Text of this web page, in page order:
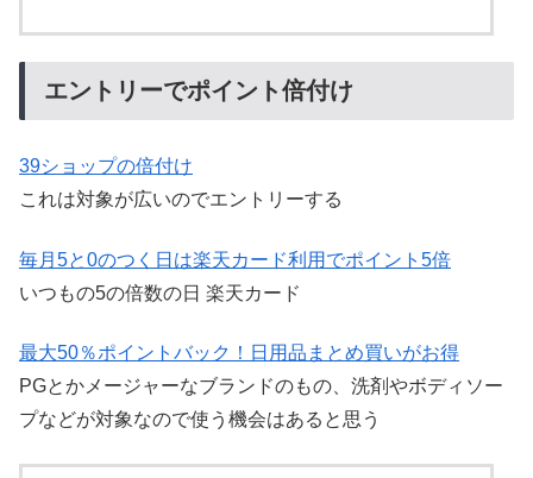
エントリーでポイント倍付け
39ショップの倍付け
これは対象が広いのでエントリーする
毎月5と0のつく日は楽天カード利用でポイント5倍
いつもの5の倍数の日 楽天カード
最大50％ポイントバック！日用品まとめ買いがお得
PGとかメージャーなブランドのもの、洗剤やボディソー
プなどが対象なので使う機会はあると思う